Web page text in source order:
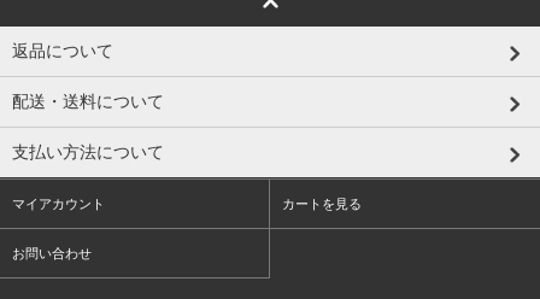
返品について
配送・送料について
支払い方法について
マイアカウント カートを見る
お問い合わせ